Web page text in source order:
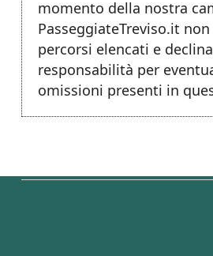
momento della nostra
PasseggiateTreviso.it
percorsi elencati e
responsabilità per
omissioni presenti in